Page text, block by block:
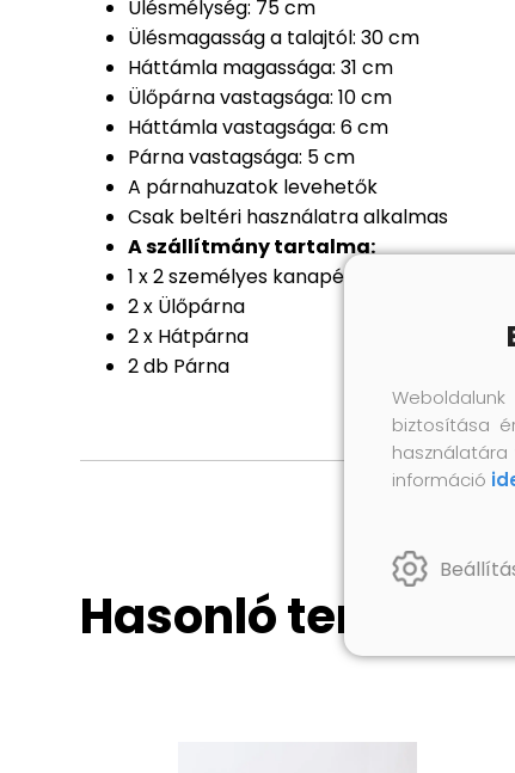
Ülésmélység: 75 cm
Ülésmagasság a talajtól: 30 cm
Háttámla magassága: 31 cm
Ülőpárna vastagsága: 10 cm
Háttámla vastagsága: 6 cm
Párna vastagsága: 5 cm
A párnahuzatok levehetők
Csak beltéri használatra alkalmas
A szállítmány tartalma:
1 x 2 személyes kanapé
2 x Ülőpárna
2 x Hátpárna
2 db Párna
Hasonló termékek
biztosítása
információ